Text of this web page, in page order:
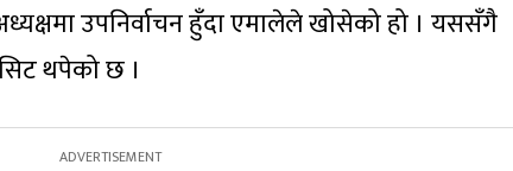
उपनिर्वाचन हुँदा एमालेले खोसेको हो । यससँगै
थपेको छ ।